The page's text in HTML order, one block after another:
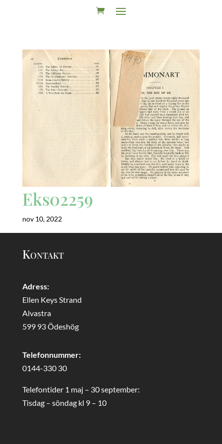
Eks02259
nov 10, 2022
Kontakt
Adress:
Ellen Keys Strand
Alvastra
599 93 Ödeshög
Telefonnummer:
0144-330 30
Telefontider 1 maj – 30 september:
Tisdag – söndag kl 9 – 10